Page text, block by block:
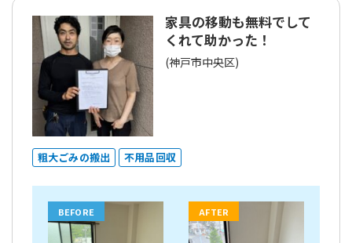
家具の移動も無料でして
くれて助かった！
(神戸市中央区)
粗大ごみの搬出 不用品回収
BEFORE AFTER